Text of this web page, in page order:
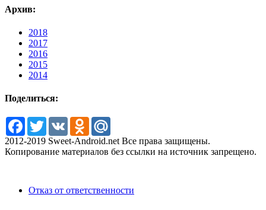
Архив:
2018
2017
2016
2015
2014
Поделиться:
Facebook
TwitterVK Odnoklassniki
2012-2019 Sweet-Android.net Все права защищены.
Копирование материалов без ссылки на источник запрещено.
Отказ от ответственности